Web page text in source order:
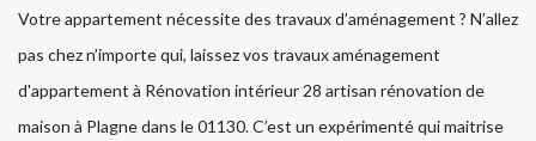
Votre appartement nécessite des travaux d’aménagement ? N’allez
pas chez n’importe qui, laissez vos travaux aménagement
d'appartement à Rénovation intérieur 28 artisan rénovation de
maison à Plagne dans le 01130. C’est un expérimenté qui maitrise